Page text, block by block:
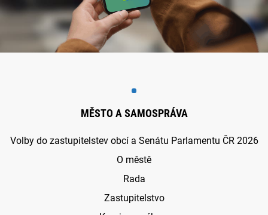
MĚSTO A SAMOSPRÁVA
Volby do zastupitelstev obcí a Senátu Parlamentu ČR 2026
O městě
Rada
Zastupitelstvo